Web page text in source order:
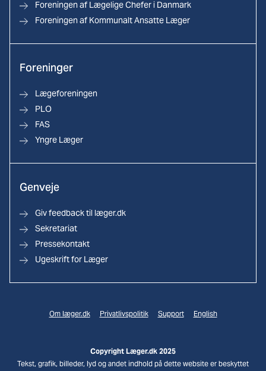
Foreningen af Lægelige Chefer i Danmark
Foreningen af Kommunalt Ansatte Læger
Foreninger
Lægeforeningen
PLO
FAS
Yngre Læger
Genveje
Giv feedback til læger.dk
Sekretariat
Pressekontakt
Ugeskrift for Læger
Om læger.dk Privatlivspolitik Support English
Copyright Læger.dk 2025
Tekst, grafik, billeder, lyd og andet indhold på dette website er beskyttet